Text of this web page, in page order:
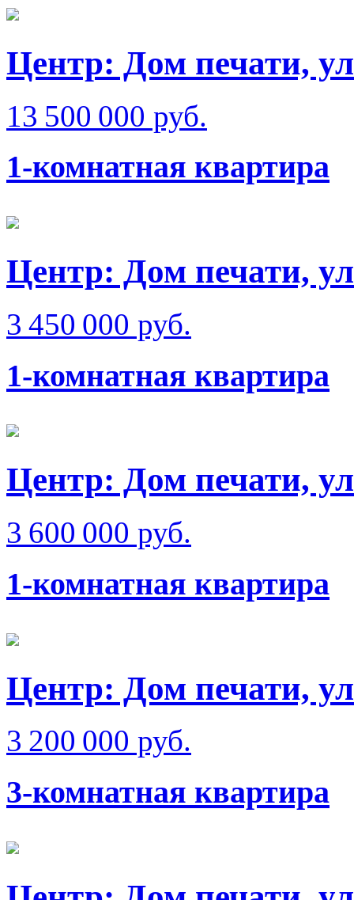
Центр: Дом печати,
13 500 000 руб.
1-комнатная квартира
Центр: Дом печати,
3 450 000 руб.
1-комнатная квартира
Центр: Дом печати,
3 600 000 руб.
1-комнатная квартира
Центр: Дом печати,
3 200 000 руб.
3-комнатная квартира